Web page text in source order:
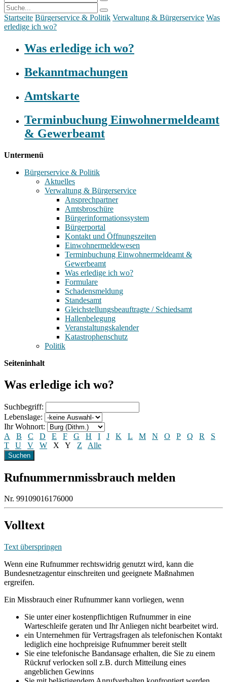
Startseite Bürgerservice & Politik Verwaltung & Bürgerservice Was
erledige ich wo?
Was erledige ich wo?
Bekanntmachungen
Amtskarte
Terminbuchung Einwohnermeldeamt
& Gewerbeamt
Untermenü
Bürgerservice & Politik
Aktuelles
Verwaltung & Bürgerservice
Ansprechpartner
Amtsbroschüre
Bürgerinformationssystem
Bürgerportal
Kontakt und Öffnungszeiten
Einwohnermeldewesen
Terminbuchung Einwohnermeldeamt &
Gewerbeamt
Was erledige ich wo?
Formulare
Schadensmeldung
Standesamt
Gleichstellungsbeauftragte / Schiedsamt
Hallenbelegung
Veranstaltungskalender
Katastrophenschutz
Politik
Seiteninhalt
Was erledige ich wo?
Suchbegriff:
Lebenslage:
Ihr Wohnort:
A
B C D E F G H I J K L M N O P Q R
S
T
U V W X Y Z Alle
Rufnummernmissbrauch melden
Nr. 99109016176000
Volltext
Text überspringen
Wenn eine Rufnummer rechtswidrig genutzt wird, kann die
Bundesnetzagentur einschreiten und geeignete Maßnahmen
ergreifen.
Ein Missbrauch einer Rufnummer kann vorliegen, wenn
Sie unter einer kostenpflichtigen Rufnummer in eine
Warteschleife geraten und Ihr Anliegen nicht bearbeitet wird.
ein Unternehmen für Vertragsfragen als telefonischen Kontakt
lediglich eine hochpreisige Rufnummer bereit stellt
Sie eine telefonische Bandansage erhalten, die Sie zu einem
Rückruf verlocken soll z.B. durch Mitteilung eines
angeblichen Gewinns